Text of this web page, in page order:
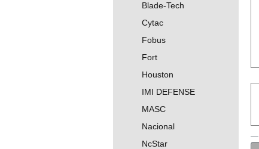
Blade-Tech
Cytac
Fobus
Fort
Houston
IMI DEFENSE
MASC
Nacional
NcStar